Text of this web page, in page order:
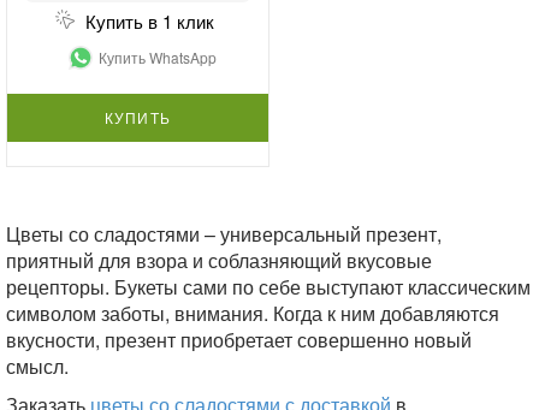
Купить в 1 клик
Купить WhatsApp
КУПИТЬ
Цветы со сладостями – универсальный презент,
приятный для взора и соблазняющий вкусовые
рецепторы. Букеты сами по себе выступают классическим
символом заботы, внимания. Когда к ним добавляются
вкусности, презент приобретает совершенно новый
смысл.
Заказать цветы со сладостями с доставкой в